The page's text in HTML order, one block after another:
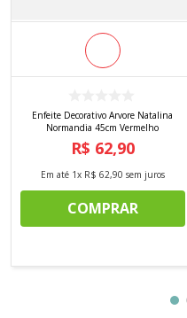
Enfeite Decorativo Arvore Natalina
Normandia 45cm Vermelho
R$ 62,90
Em até 1x R$ 62,90 sem juros
COMPRAR